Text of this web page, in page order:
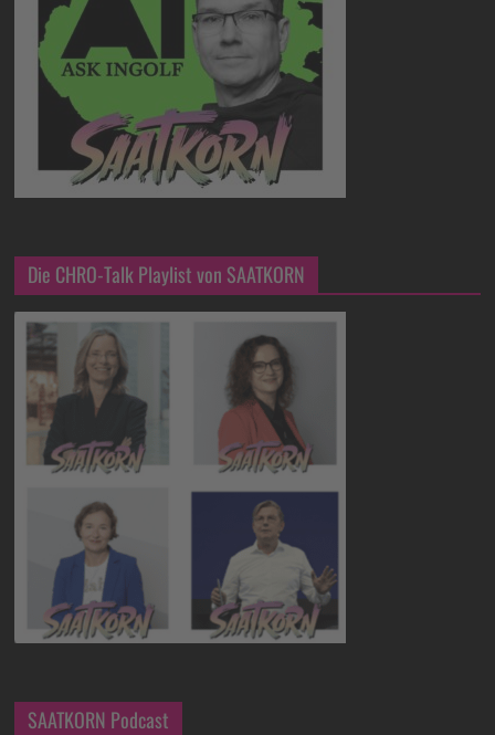
Die CHRO-Talk Playlist von SAATKORN
SAATKORN Podcast